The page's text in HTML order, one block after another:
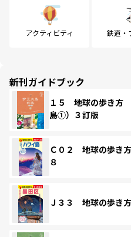
アクティビティ 鉄道・
新刊ガイドブック
１５ 地球の歩き
島①）３訂版
Ｃ０２ 地球の歩き
８
Ｊ３３ 地球の歩き